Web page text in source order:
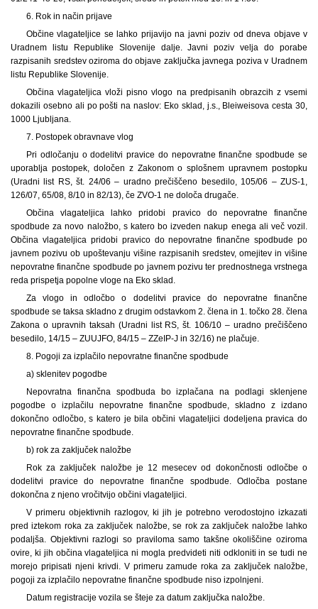
6. Rok in način prijave
Občine vlagateljice se lahko prijavijo na javni poziv od dneva objave v
Uradnem listu Republike Slovenije dalje. Javni poziv velja do porabe
razpisanih sredstev oziroma do objave zaključka javnega poziva v Uradnem
listu Republike Slovenije.
Občina vlagateljica vloži pisno vlogo na predpisanih obrazcih z vsemi
dokazili osebno ali po pošti na naslov: Eko sklad, j.s., Bleiweisova cesta 30,
1000 Ljubljana.
7. Postopek obravnave vlog
Pri odločanju o dodelitvi pravice do nepovratne finančne spodbude se
uporablja postopek, določen z Zakonom o splošnem upravnem postopku
(Uradni list RS, št. 24/06 – uradno prečiščeno besedilo, 105/06 – ZUS-1,
126/07, 65/08, 8/10 in 82/13), če ZVO-1 ne določa drugače.
Občina vlagateljica lahko pridobi pravico do nepovratne finančne
spodbude za novo naložbo, s katero bo izveden nakup enega ali več vozil.
Občina vlagateljica pridobi pravico do nepovratne finančne spodbude po
javnem pozivu ob upoštevanju višine razpisanih sredstev, omejitev in višine
nepovratne finančne spodbude po javnem pozivu ter prednostnega vrstnega
reda prispetja popolne vloge na Eko sklad.
Za vlogo in odločbo o dodelitvi pravice do nepovratne finančne
spodbude se taksa skladno z drugim odstavkom 2. člena in 1. točko 28. člena
Zakona o upravnih taksah (Uradni list RS, št. 106/10 – uradno prečiščeno
besedilo, 14/15 – ZUUJFO, 84/15 – ZZeIP-J in 32/16) ne plačuje.
8. Pogoji za izplačilo nepovratne finančne spodbude
a) sklenitev pogodbe
Nepovratna finančna spodbuda bo izplačana na podlagi sklenjene
pogodbe o izplačilu nepovratne finančne spodbude, skladno z izdano
dokončno odločbo, s katero je bila občini vlagateljici dodeljena pravica do
nepovratne finančne spodbude.
b) rok za zaključek naložbe
Rok za zaključek naložbe je 12 mesecev od dokončnosti odločbe o
dodelitvi pravice do nepovratne finančne spodbude. Odločba postane
dokončna z njeno vročitvijo občini vlagateljici.
V primeru objektivnih razlogov, ki jih je potrebno verodostojno izkazati
pred iztekom roka za zaključek naložbe, se rok za zaključek naložbe lahko
podaljša. Objektivni razlogi so praviloma samo takšne okoliščine oziroma
ovire, ki jih občina vlagateljica ni mogla predvideti niti odkloniti in se tudi ne
morejo pripisati njeni krivdi. V primeru zamude roka za zaključek naložbe,
pogoji za izplačilo nepovratne finančne spodbude niso izpolnjeni.
Datum registracije vozila se šteje za datum zaključka naložbe.